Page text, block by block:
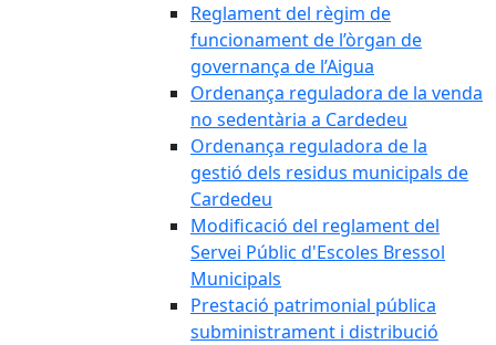
Reglament del règim de
funcionament de l’òrgan de
governança de l’Aigua
Ordenança reguladora de la venda
no sedentària a Cardedeu
Ordenança reguladora de la
gestió dels residus municipals de
Cardedeu
Modificació del reglament del
Servei Públic d'Escoles Bressol
Municipals
Prestació patrimonial pública
subministrament i distribució